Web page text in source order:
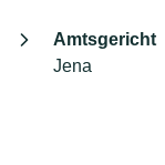
Amtsgericht
Jena